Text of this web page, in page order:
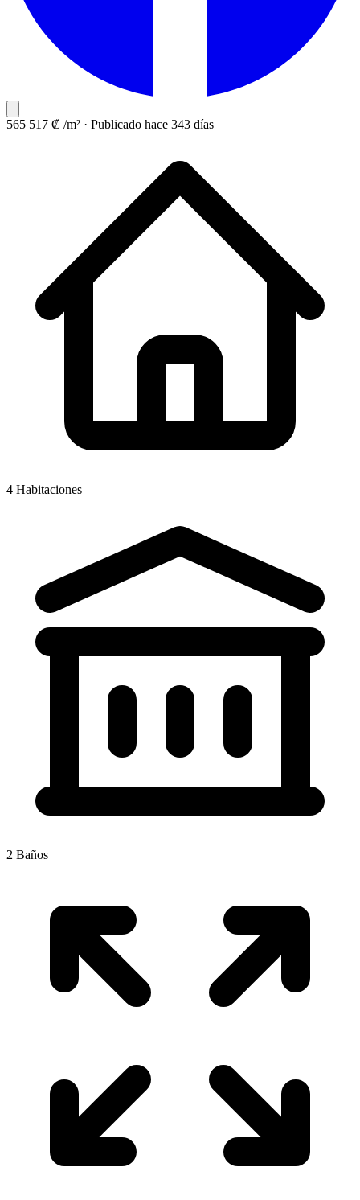
565 517 ₡ /m² · Publicado hace 343 días
4 Habitaciones
2 Baños